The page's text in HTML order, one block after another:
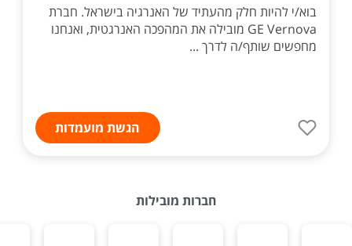
בוא/י להיות חלק מהעתיד של האנרגיה בישראל. חברת
GE Vernova מובילה את המהפכה האנרגטית, ואנחנו
מחפשים שותף/ה לדרך ...
הגשת מועמדות
חברות מובילות